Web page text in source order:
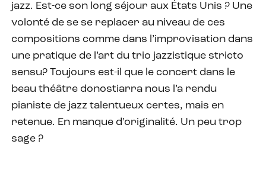
jazz. Est-ce son long séjour aux États Unis ? Une
volonté de se se replacer au niveau de ces
compositions comme dans l’improvisation dans
une pratique de l’art du trio jazzistique stricto
sensu? Toujours est-il que le concert dans le
beau théâtre donostiarra nous l’a rendu
pianiste de jazz talentueux certes, mais en
retenue. En manque d’originalité. Un peu trop
sage ?